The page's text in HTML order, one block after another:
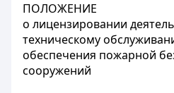
ПОЛОЖЕНИЕ
о лицензировании
техническому
обеспечения пожарной
сооружений